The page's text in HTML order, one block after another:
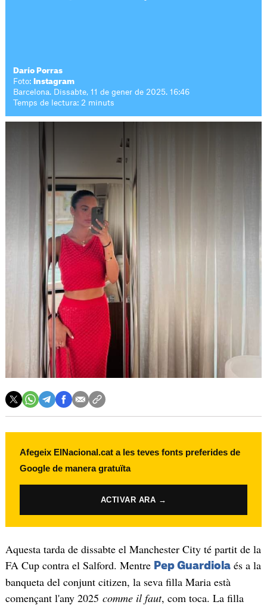
Darío Porras
Foto:
Instagram
Barcelona. Dissabte, 11 de gener de 2025. 16:46
Temps de lectura: 2 minuts
Afegeix ElNacional.cat a les teves fonts preferides de
Google de manera gratuïta
ACTIVAR ARA →
Aquesta tarda de dissabte el Manchester City té partit de la
FA Cup contra el Salford. Mentre Pep Guardiolaés a la
banqueta del conjunt citizen, la seva filla Maria està
començant l'any 2025 comme il faut, com toca. La filla